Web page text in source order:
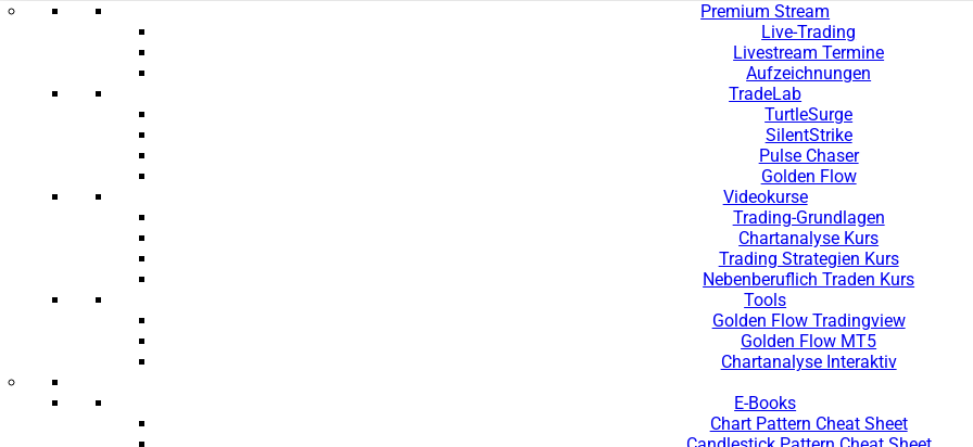
Premium Stream
Live-Trading
Livestream Termine
Aufzeichnungen
TradeLab
TurtleSurge
SilentStrike
Pulse Chaser
Golden Flow
Videokurse
Trading-Grundlagen
Chartanalyse Kurs
Trading Strategien Kurs
Nebenberuflich Traden Kurs
Tools
Golden Flow Tradingview
Golden Flow MT5
Chartanalyse Interaktiv
E-Books
Chart Pattern Cheat Sheet